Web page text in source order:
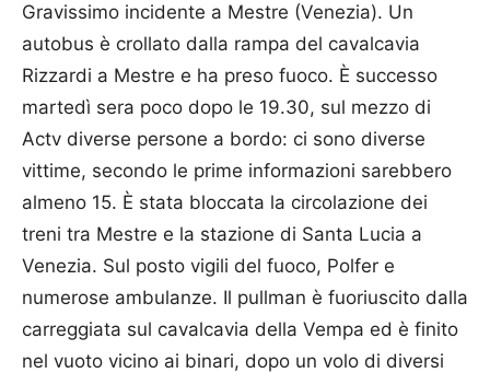
Gravissimo incidente a Mestre (Venezia). Un
autobus è crollato dalla rampa del cavalcavia
Rizzardi a Mestre e ha preso fuoco. È successo
martedì sera poco dopo le 19.30, sul mezzo di
Actv diverse persone a bordo: ci sono diverse
vittime, secondo le prime informazioni sarebbero
almeno 15. È stata bloccata la circolazione dei
treni tra Mestre e la stazione di Santa Lucia a
Venezia. Sul posto vigili del fuoco, Polfer e
numerose ambulanze. Il pullman è fuoriuscito dalla
carreggiata sul cavalcavia della Vempa ed è finito
nel vuoto vicino ai binari, dopo un volo di diversi